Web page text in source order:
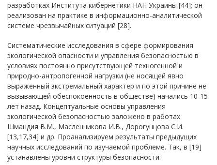
разработках Института кибернетики НАН Украины [44]; он
реализован на практике в информационно-аналитической
системе чрезвычайных ситуаций [28].
Систематические исследования в сфере формирования
экологической опасности и управления безопасностью в
условиях постоянно присутствующей техногенной и
природно-антропогенной нагрузки (не носящей явно
выраженный экстремальный характер и по этой причине не
вызывающей обеспокоенность в обществе) начались 10-15
лет назад. Концептуальные основы управления
экологической безопасностью заложено в работах
Шмандия В.М., Масленникова И.В., Дорогунцова С.И.
[13,17,34] и др. Проанализируем результаты предыдущих
научных исследований по изучаемой проблеме. Так, в [19]
устанавлены уровни структуры безопасности: